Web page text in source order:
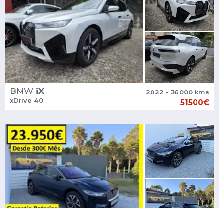
BMW iX
xDrive 40
2022 - 36000 kms
51500€